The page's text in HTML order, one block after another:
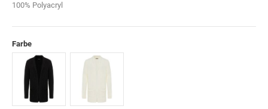
100% Polyacryl
Farbe